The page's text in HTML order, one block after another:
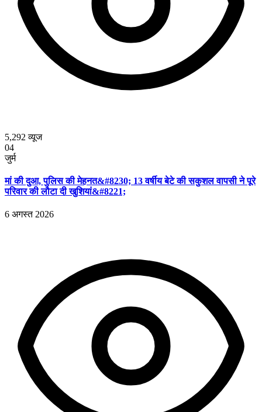
5,292 व्यूज
04
जुर्म
मां की दुआ, पुलिस की मेहनत&#8230; 13 वर्षीय बेटे की सकुशल वापसी ने पूरे
परिवार की लौटा दी खुशियां&#8221;
6 अगस्त 2026